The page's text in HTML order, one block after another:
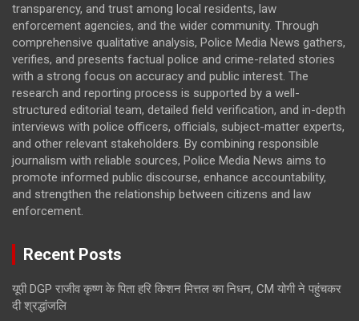
transparency, and trust among local residents, law
enforcement agencies, and the wider community. Through
comprehensive qualitative analysis, Police Media News gathers,
verifies, and presents factual police and crime-related stories
with a strong focus on accuracy and public interest. The
research and reporting process is supported by a well-
structured editorial team, detailed field verification, and in-depth
interviews with police officers, officials, subject-matter experts,
and other relevant stakeholders. By combining responsible
journalism with reliable sources, Police Media News aims to
promote informed public discourse, enhance accountability,
and strengthen the relationship between citizens and law
enforcement.
Recent Posts
यूपी DGP राजीव कृष्ण के पिता हरि किशन मित्तल का निधन, CM योगी ने पहुंचकर
दी श्रद्धांजलि